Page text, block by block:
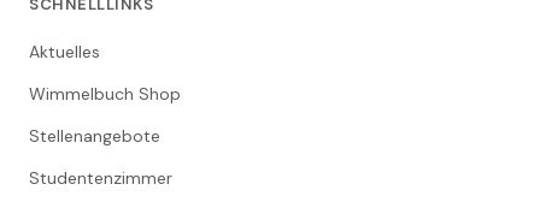
SCHNELLLINKS
Aktuelles
Wimmelbuch Shop
Stellenangebote
Studentenzimmer